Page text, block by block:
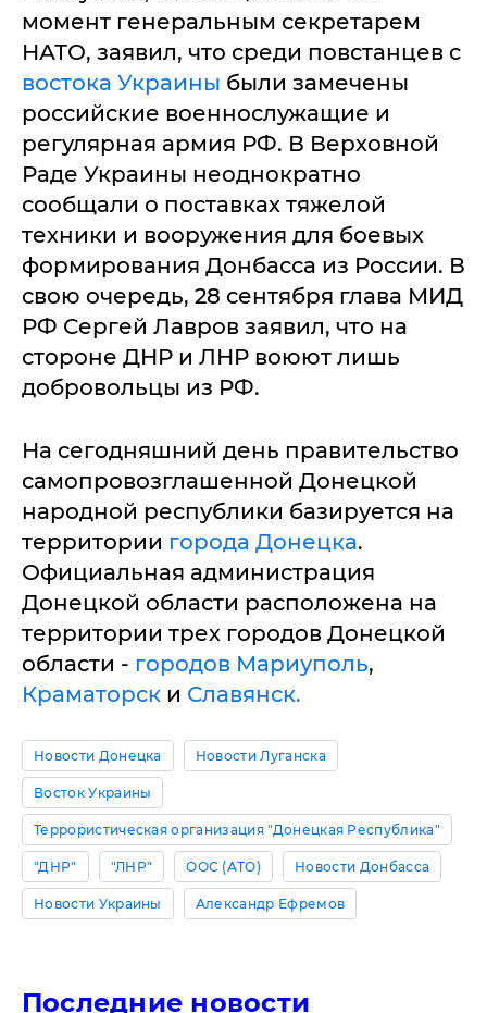
момент генеральным секретарем
НАТО, заявил, что среди повстанцев с
востока Украины были замечены
российские военнослужащие и
регулярная армия РФ. В Верховной
Раде Украины неоднократно
сообщали о поставках тяжелой
техники и вооружения для боевых
формирования Донбасса из России. В
свою очередь, 28 сентября глава МИД
РФ Сергей Лавров заявил, что на
стороне ДНР и ЛНР воюют лишь
добровольцы из РФ.
На сегодняшний день правительство
самопровозглашенной Донецкой
народной республики базируется на
территории города Донецка.
Официальная администрация
Донецкой области расположена на
территории трех городов Донецкой
области - городов Мариуполь,
Краматорск и Славянск.
Новости Донецка Новости Луганска
Восток Украины
Террористическая организация "Донецкая Республика"
"ДНР" "ЛНР" ООС (АТО) Новости Донбасса
Новости Украины Александр Ефремов
Последние новости